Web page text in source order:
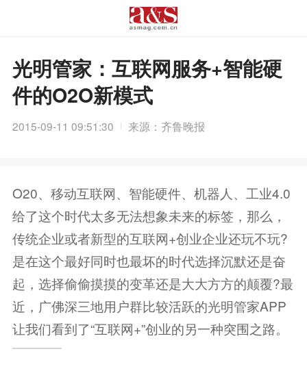
光明管家：互联网服务+智能硬
件的O2O新模式
2015-09-11 09:51:30 来源：齐鲁晚报
O20、移动互联网、智能硬件、机器人、工业4.0
给了这个时代太多无法想象未来的标签，那么，
传统企业或者新型的互联网+创业企业还玩不玩?
是在这个最好同时也最坏的时代选择沉默还是奋
起，选择偷偷摸摸的变革还是大大方方的颠覆?最
近，广佛深三地用户群比较活跃的光明管家APP
让我们看到了“互联网+”创业的另一种突围之路。